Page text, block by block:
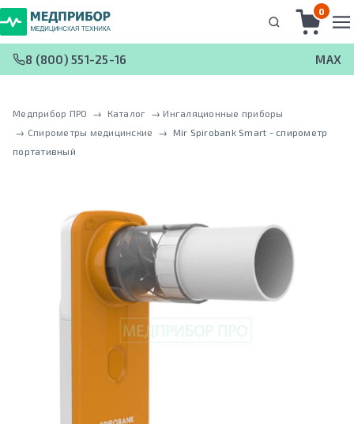
0
8 (800) 551-25-16 MAX
Медприбор ПРО → Каталог → Ингаляционные приборы
→ Спирометры медицинские →
Mir Spirobank Smart - спирометр
портативный